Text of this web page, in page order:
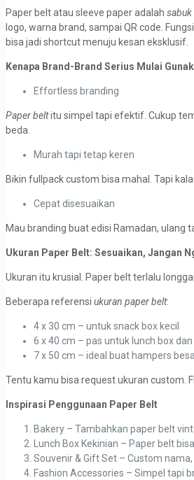
Paper belt atau sleeve paper adalah sabuk
logo, warna brand, sampai QR code.
bisa jadi shortcut menuju kesan eksklusif.
Kenapa Brand-Brand Serius Mulai
Effortless branding
Paper beltitu simpel tapi efektif. Cukup
beda.
Murah tapi tetap keren
Bikin fullpack custom bisa mahal. Tapi
Cepat disesuaikan
Mau branding buat edisi Ramadan, ulang
Ukuran Paper Belt: Sesuaikan, Jangan
Ukuran itu krusial. Paper belt terlalu
Beberapa referensi ukuran paper belt:
4 x 30 cm – untuk snack box kecil
6 x 40 cm – pas untuk lunch box
7 x 50 cm – ideal buat hampers
Tentu kamu bisa request ukuran custom.
Inspirasi Penggunaan Paper Belt
Bakery – Tambahkan paper belt
Lunch Box Kekinian – Paper belt
Souvenir & Gift Set – Custom
Fashion Accessories – Simpel tapi